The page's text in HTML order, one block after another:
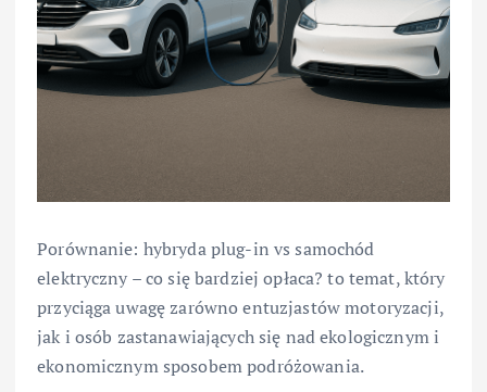
Porównanie: hybryda plug-in vs samochód
elektryczny – co się bardziej opłaca? to temat, który
przyciąga uwagę zarówno entuzjastów motoryzacji,
jak i osób zastanawiających się nad ekologicznym i
ekonomicznym sposobem podróżowania.